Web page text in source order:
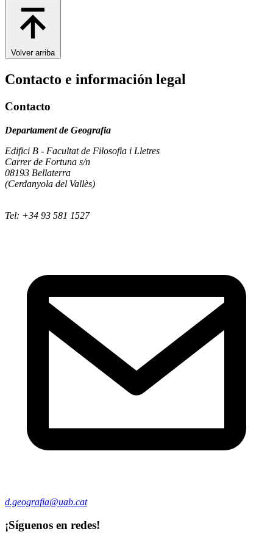
Volver arriba
Contacto e información legal
Contacto
Departament de Geografia
Edifici B - Facultat de Filosofia i Lletres
Carrer de Fortuna s/n
08193 Bellaterra
(Cerdanyola del Vallès)
Tel: +34 93 581 1527
d.geografia@uab.cat
¡Síguenos en redes!